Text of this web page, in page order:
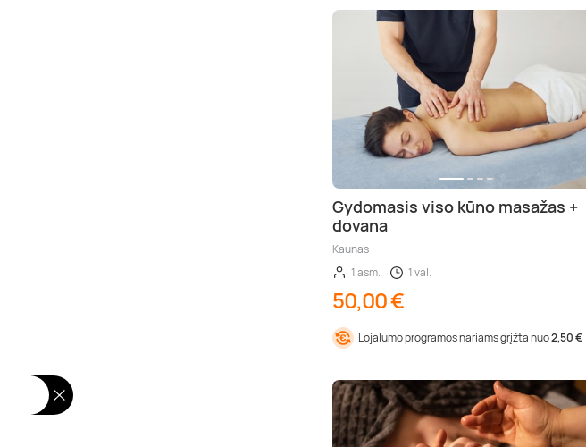
Gydomasis viso kūno masažas +
dovana
Kaunas
1 asm.
1 val.
50,00 €
Lojalumo programos nariams grįžta nuo2,50 €